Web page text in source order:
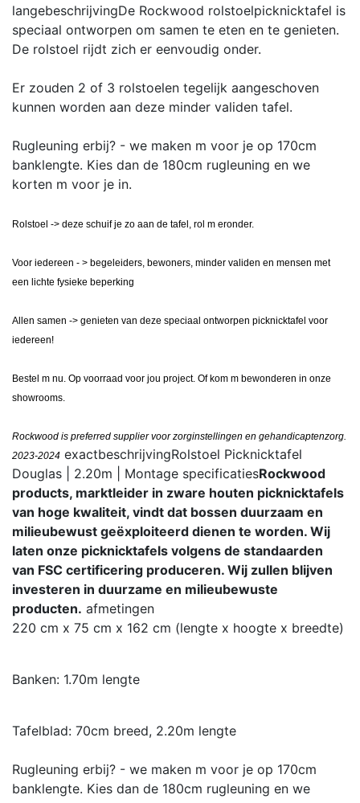
langebeschrijvingDe Rockwood rolstoelpicknicktafel is
speciaal ontworpen om samen te eten en te genieten.
De rolstoel rijdt zich er eenvoudig onder.
Er zouden 2 of 3 rolstoelen tegelijk aangeschoven
kunnen worden aan deze minder validen tafel.
Rugleuning erbij? - we maken m voor je op 170cm
banklengte. Kies dan de 180cm rugleuning en we
korten m voor je in.
Rolstoel -> deze schuif je zo aan de tafel, rol m eronder.
Voor iedereen - > begeleiders, bewoners, minder validen en mensen met
een lichte fysieke beperking
Allen samen -> genieten van deze speciaal ontworpen picknicktafel voor
iedereen!
Bestel m nu. Op voorraad voor jou project. Of kom m bewonderen in onze
showrooms.
Rockwood is preferred supplier voor zorginstellingen en gehandicaptenzorg.
2023-2024 exactbeschrijvingRolstoel Picknicktafel
Douglas | 2.20m | Montage specificatiesRockwood
products, marktleider in zware houten picknicktafels
van hoge kwaliteit, vindt dat bossen duurzaam en
milieubewust geëxploiteerd dienen te worden. Wij
laten onze picknicktafels volgens de standaarden
van FSC certificering produceren. Wij zullen blijven
investeren in duurzame en milieubewuste
producten. afmetingen
220 cm x 75 cm x 162 cm (lengte x hoogte x breedte)
Banken: 1.70m lengte
Tafelblad: 70cm breed, 2.20m lengte
Rugleuning erbij? - we maken m voor je op 170cm
banklengte. Kies dan de 180cm rugleuning en we